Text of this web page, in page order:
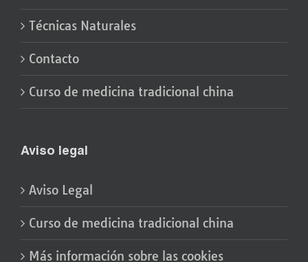
Técnicas Naturales
Contacto
Curso de medicina tradicional china
Aviso legal
Aviso Legal
Curso de medicina tradicional china
Más información sobre las cookies